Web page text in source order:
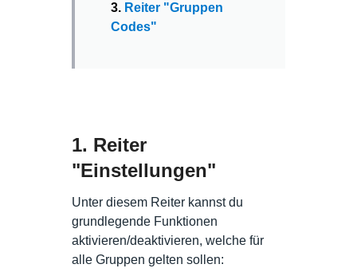
3. Reiter "Gruppen
Codes"
1. Reiter
"Einstellungen"
Unter diesem Reiter kannst du
grundlegende Funktionen
aktivieren/deaktivieren, welche für
alle Gruppen gelten sollen: